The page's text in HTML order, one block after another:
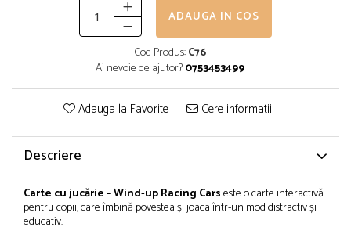
ADAUGA IN COS
Cod Produs:C76
Ai nevoie de ajutor?0753453499
Adauga la Favorite Cere informatii
Descriere
Carte cu jucărie – Wind-up Racing Carseste o carte interactivă
pentru copii, care îmbină povestea și joaca într-un mod distractiv și
educativ.